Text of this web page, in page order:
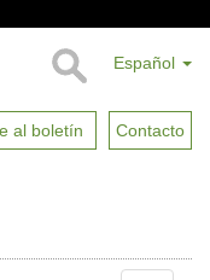
Español
al boletín Contacto